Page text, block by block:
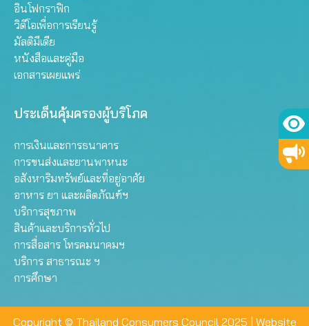
อินโฟกราฟิก
วิดีโอเพื่อการเรียนรู้
มัลติมีเดีย
หนังสือและคู่มือ
เอกสารเผยแพร่
ประเด็นคุ้มครองผู้บริโภค
การเงินและการธนาคาร
การขนส่งและยานพาหนะ
อสังหาริมทรัพย์และที่อยู่อาศัย
อาหาร ยา และผลิตภัณฑ์ฯ
บริการสุขภาพ
สินค้าและบริการทั่วไป
การสื่อสาร โทรคมนาคมฯ
บริการ สาธารณะ ฯ
การศึกษา
Copyright © Thailand Consumers Council 2025 | Website